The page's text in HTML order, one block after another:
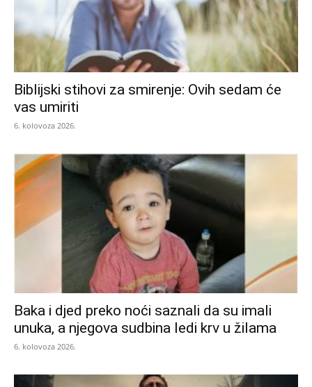
Biblijski stihovi za smirenje: Ovih sedam će
vas umiriti
6. kolovoza 2026.
Baka i djed preko noći saznali da su imali
unuka, a njegova sudbina ledi krv u žilama
6. kolovoza 2026.